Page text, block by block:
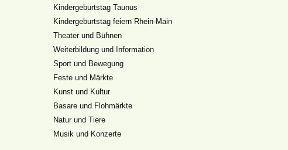
Kindergeburtstag Taunus
Kindergeburtstag feiern Rhein-Main
Theater und Bühnen
Weiterbildung und Information
Sport und Bewegung
Feste und Märkte
Kunst und Kultur
Basare und Flohmärkte
Natur und Tiere
Musik und Konzerte